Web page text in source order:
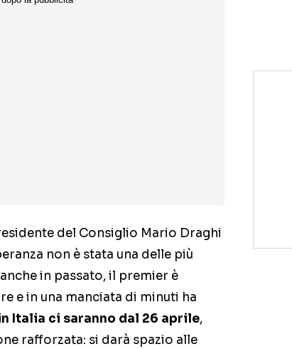
del Consiglio Mario Draghi
non è stata una delle più
in passato, il premier è
e in una manciata di minuti ha
Italia ci saranno dal 26 aprile,
rafforzata: si darà spazio alle